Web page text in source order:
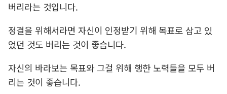
버리라는 것입니다.
정결을 위해서라면 자신이 인정받기 위해 목표로 삼고 있
었던 것도 버리는 것이 좋습니다.
자신의 바라보는 목표와 그걸 위해 행한 노력들을 모두 버
리는 것이 좋습니다.